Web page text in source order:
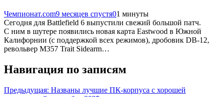
Чемпионат.com9 месяцев спустя01 минуты
Сегодня для Battlefield 6 выпустили свежий большой патч.
С ним в шутере появились новая карта Eastwood в Южной
Калифорнии (с поддержкой всех режимов), дробовик DB-12,
револьвер M357 Trait Sidearm…
Навигация по записям
Предыдущая: Названы лучшие ПК-корпуса с хорошей